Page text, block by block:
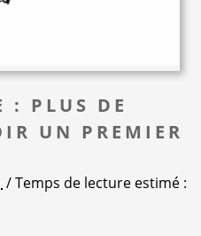
: PLUS DE
UN PREMIER
/ Temps de lecture estimé :